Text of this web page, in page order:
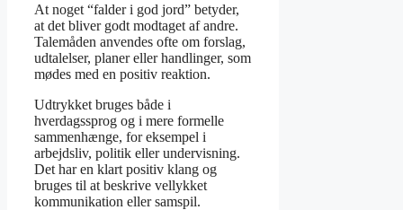
At noget “falder i god jord” betyder,
at det bliver godt modtaget af andre.
Talemåden anvendes ofte om forslag,
udtalelser, planer eller handlinger, som
mødes med en positiv reaktion.
Udtrykket bruges både i
hverdagssprog og i mere formelle
sammenhænge, for eksempel i
arbejdsliv, politik eller undervisning.
Det har en klart positiv klang og
bruges til at beskrive vellykket
kommunikation eller samspil.